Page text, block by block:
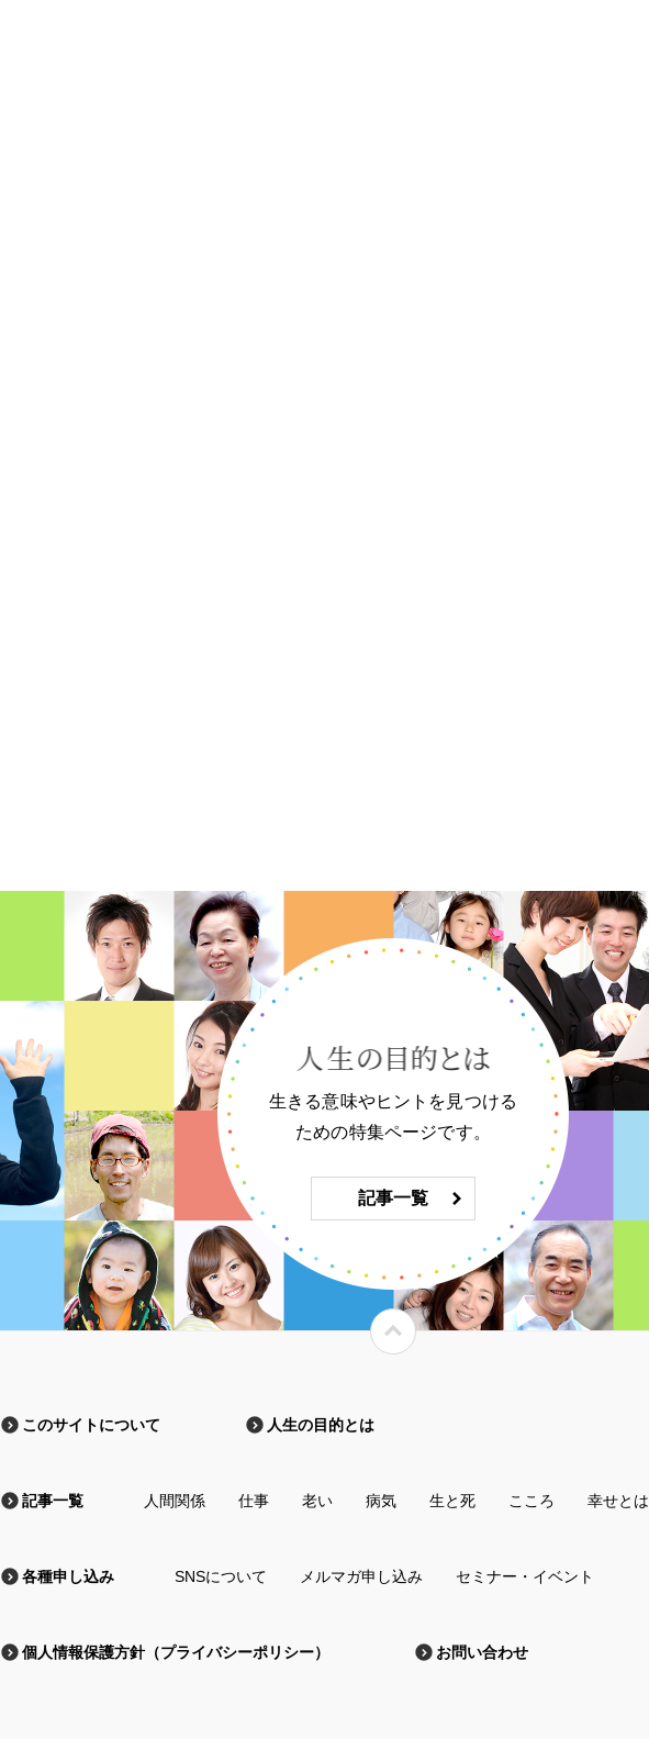
生きる意味やヒントを見つける
ための特集ページです。
記事一覧
このサイトについて 人生の目的とは
記事一覧 人間関係 仕事 老い 病気 生と死 こころ 幸せとは
各種申し込み SNSについて メルマガ申し込み セミナー・イベント
個人情報保護方針（プライバシーポリシー） お問い合わせ